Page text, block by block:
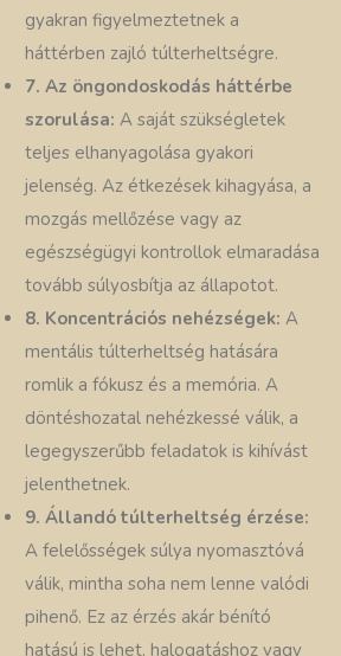
gyakran figyelmeztetnek a
háttérben zajló túlterheltségre.
7. Az öngondoskodás háttérbe
szorulása: A saját szükségletek
teljes elhanyagolása gyakori
jelenség. Az étkezések kihagyása, a
mozgás mellőzése vagy az
egészségügyi kontrollok elmaradása
tovább súlyosbítja az állapotot.
8. Koncentrációs nehézségek: A
mentális túlterheltség hatására
romlik a fókusz és a memória. A
döntéshozatal nehézkessé válik, a
legegyszerűbb feladatok is kihívást
jelenthetnek.
9. Állandó túlterheltség érzése:
A felelősségek súlya nyomasztóvá
válik, mintha soha nem lenne valódi
pihenő. Ez az érzés akár bénító
hatású is lehet, halogatáshoz vagy